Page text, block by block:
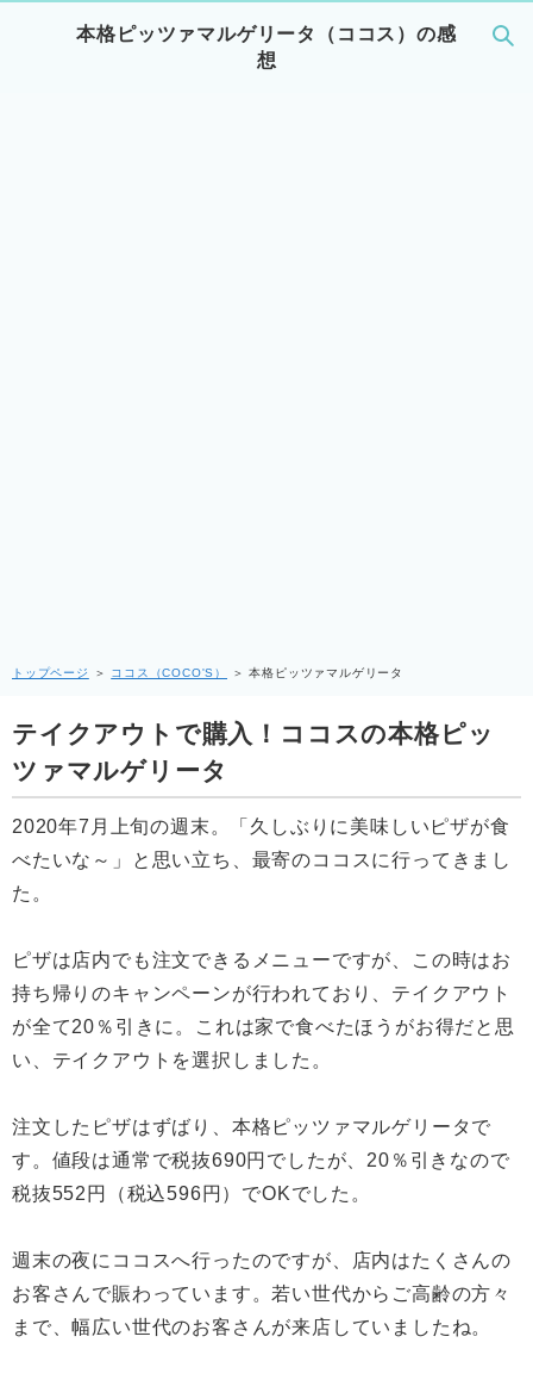
本格ピッツァマルゲリータ（ココス）の感
想
トップページ ＞ ココス（COCO'S） ＞本格ピッツァマルゲリータ
テイクアウトで購入！ココスの本格ピッ
ツァマルゲリータ
2020年7月上旬の週末。「久しぶりに美味しいピザが食
べたいな～」と思い立ち、最寄のココスに行ってきまし
た。
ピザは店内でも注文できるメニューですが、この時はお
持ち帰りのキャンペーンが行われており、テイクアウト
が全て20％引きに。これは家で食べたほうがお得だと思
い、テイクアウトを選択しました。
注文したピザはずばり、本格ピッツァマルゲリータで
す。値段は通常で税抜690円でしたが、20％引きなので
税抜552円（税込596円）でOKでした。
週末の夜にココスへ行ったのですが、店内はたくさんの
お客さんで賑わっています。若い世代からご高齢の方々
まで、幅広い世代のお客さんが来店していましたね。